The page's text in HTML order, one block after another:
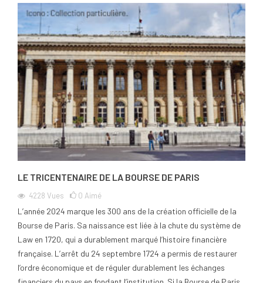
LE TRICENTENAIRE DE LA BOURSE DE PARIS
4228 Vues 0 Aimé
L’année 2024 marque les 300 ans de la création officielle de la
Bourse de Paris. Sa naissance est liée à la chute du système de
Law en 1720, qui a durablement marqué l’histoire financière
française. L’arrêt du 24 septembre 1724 a permis de restaurer
l’ordre économique et de réguler durablement les échanges